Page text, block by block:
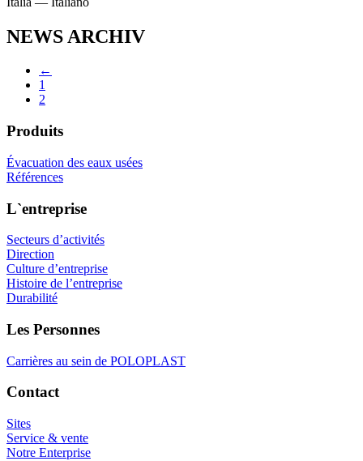
NEWS ARCHIV
←
1
2
Produits
Évacuation des eaux usées
Références
L`entreprise
Secteurs d’activités
Direction
Culture d’entreprise
Histoire de l’entreprise
Durabilité
Les Personnes
Carrières au sein de POLOPLAST
Contact
Sites
Service & vente
Notre Enterprise